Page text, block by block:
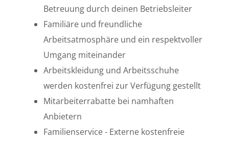
Betreuung durch deinen Betriebsleiter
Familiäre und freundliche
Arbeitsatmosphäre und ein respektvoller
Umgang miteinander
Arbeitskleidung und Arbeitsschuhe
werden kostenfrei zur Verfügung gestellt
Mitarbeiterrabatte bei namhaften
Anbietern
Familienservice - Externe kostenfreie